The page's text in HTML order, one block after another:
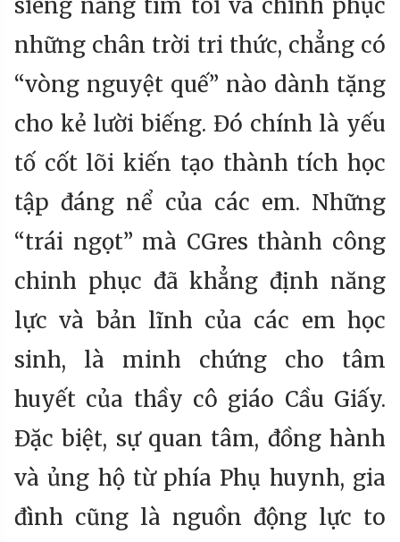
siêng năng tìm tòi và chinh phục
những chân trời tri thức, chẳng có
“vòng nguyệt quế” nào dành tặng
cho kẻ lười biếng. Đó chính là yếu
tố cốt lõi kiến tạo thành tích học
tập đáng nể của các em. Những
“trái ngọt” mà CGres thành công
chinh phục đã khẳng định năng
lực và bản lĩnh của các em học
sinh, là minh chứng cho tâm
huyết của thầy cô giáo Cầu Giấy.
Đặc biệt, sự quan tâm, đồng hành
và ủng hộ từ phía Phụ huynh, gia
đình cũng là nguồn động lực to